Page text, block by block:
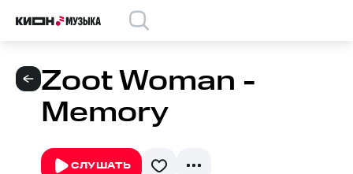
Zoot Woman -
Memory
СЛУШАТЬ